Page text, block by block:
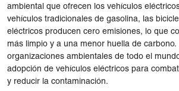
ambiental que ofrecen los vehículos
vehículos tradicionales de gasolina, las
eléctricos producen cero emisiones, lo que
más limpio y a una menor huella de
organizaciones ambientales de todo el
adopción de vehículos eléctricos para
y reducir la contaminación.